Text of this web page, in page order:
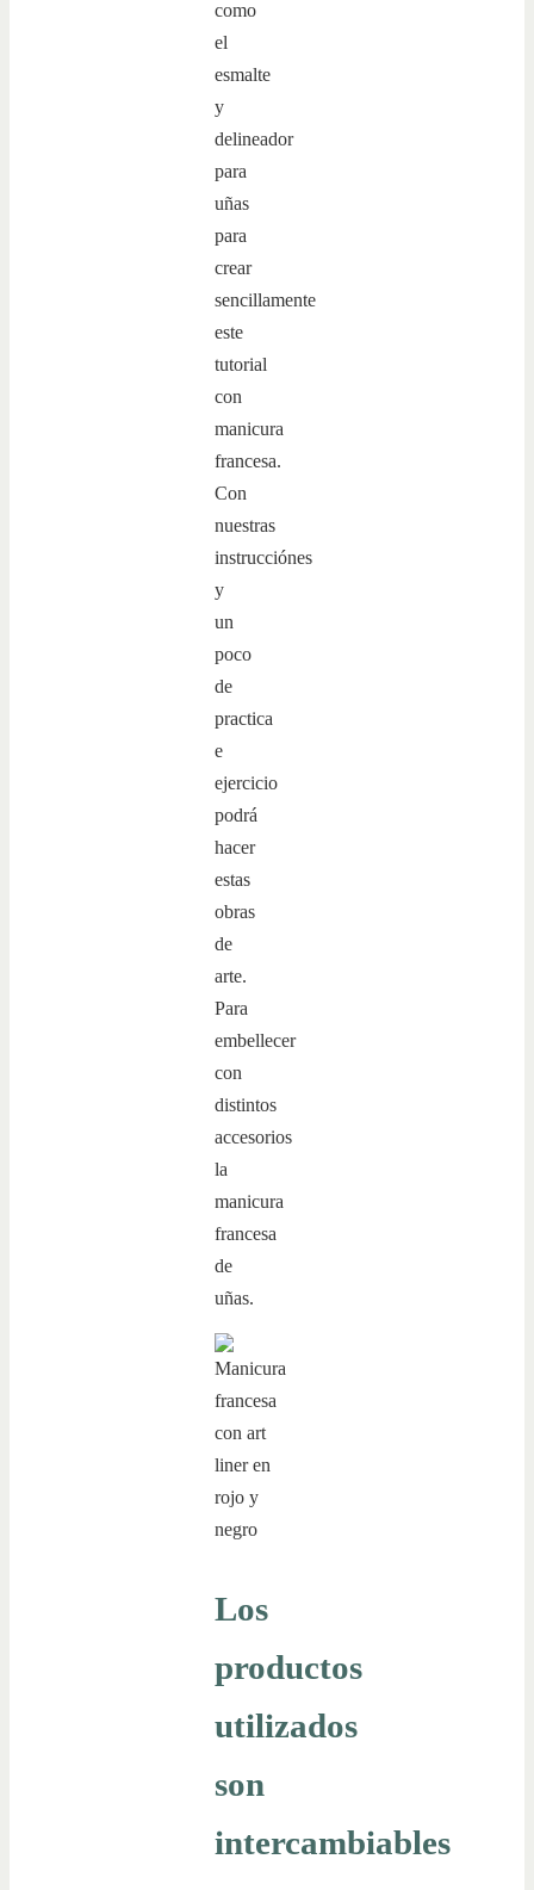
como
el
esmalte
y
delineador
para
uñas
para
crear
sencillamente
este
tutorial
con
manicura
francesa.
Con
nuestras
instrucciónes
y
un
poco
de
practica
e
ejercicio
podrá
hacer
estas
obras
de
arte.
Para
embellecer
con
distintos
accesorios
la
manicura
francesa
de
uñas.
Los
productos
utilizados
son
intercambiables